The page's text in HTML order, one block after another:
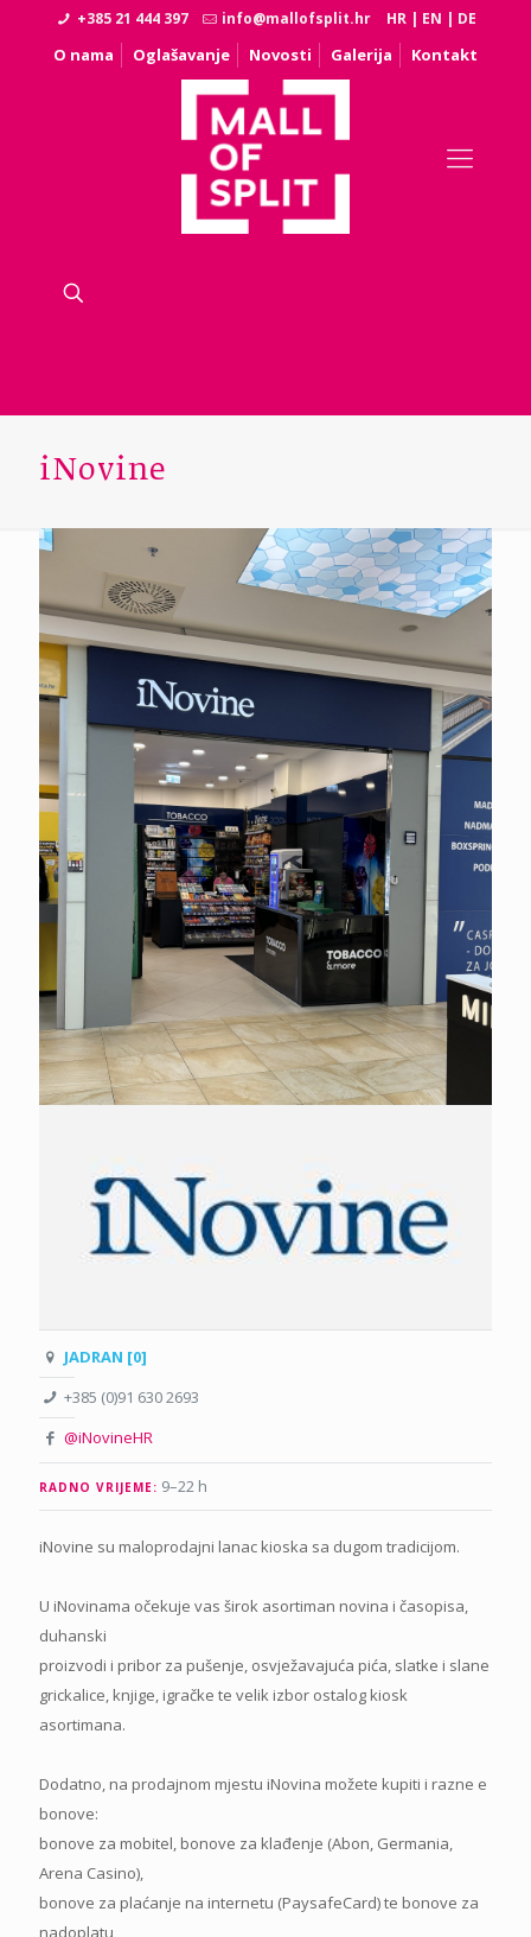
+385 21 444 397 info@mallofsplit.hr HR | EN | DE
O nama Oglašavanje Novosti Galerija Kontakt
iNovine
JADRAN [0]
+385 (0)91 630 2693
@iNovineHR
RADNO VRIJEME: 9–22 h
iNovine su maloprodajni lanac kioska sa dugom tradicijom.
U iNovinama očekuje vas širok asortiman novina i časopisa,
duhanski
proizvodi i pribor za pušenje, osvježavajuća pića, slatke i slane
grickalice, knjige, igračke te velik izbor ostalog kiosk
asortimana.
Dodatno, na prodajnom mjestu iNovina možete kupiti i razne e
bonove:
bonove za mobitel, bonove za klađenje (Abon, Germania,
Arena Casino),
bonove za plaćanje na internetu (PaysafeCard) te bonove za
nadoplatu